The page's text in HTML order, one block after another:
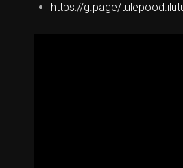
https://g.page/